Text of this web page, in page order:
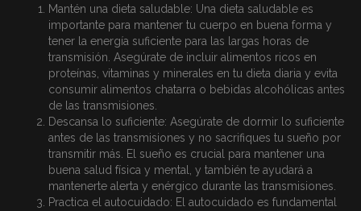
Mantén una dieta saludable: Una dieta saludable es
importante para mantener tu cuerpo en buena forma y
tener la energía suficiente para las largas horas de
transmisión. Asegúrate de incluir alimentos ricos en
proteínas, vitaminas y minerales en tu dieta diaria y evita
consumir alimentos chatarra o bebidas alcohólicas antes
de las transmisiones.
Descansa lo suficiente: Asegúrate de dormir lo suficiente
antes de las transmisiones y no sacrifiques tu sueño por
transmitir más. El sueño es crucial para mantener una
buena salud física y mental, y también te ayudará a
mantenerte alerta y enérgico durante las transmisiones.
Practica el autocuidado: El autocuidado es fundamental